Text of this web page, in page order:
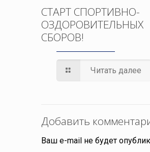
СТАРТ СПОРТИВНО-
ОЗДОРОВИТЕЛЬНЫХ
СБОРОВ!
Читать далее
Добавить
Ваш e-mail не будет